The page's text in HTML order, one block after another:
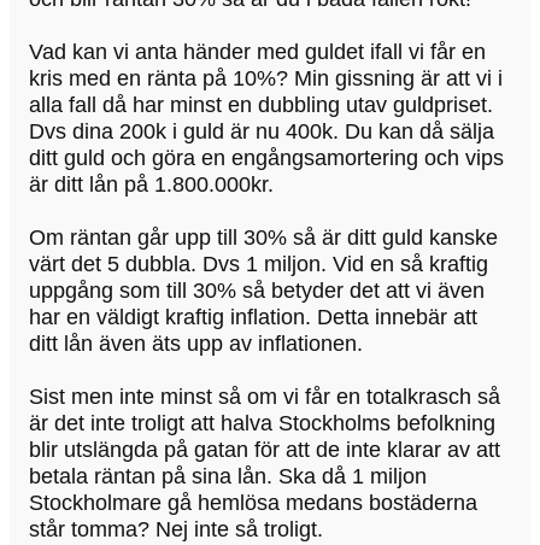
Vad kan vi anta händer med guldet ifall vi får en
kris med en ränta på 10%? Min gissning är att vi i
alla fall då har minst en dubbling utav guldpriset.
Dvs dina 200k i guld är nu 400k. Du kan då sälja
ditt guld och göra en engångsamortering och vips
är ditt lån på 1.800.000kr.
Om räntan går upp till 30% så är ditt guld kanske
värt det 5 dubbla. Dvs 1 miljon. Vid en så kraftig
uppgång som till 30% så betyder det att vi även
har en väldigt kraftig inflation. Detta innebär att
ditt lån även äts upp av inflationen.
Sist men inte minst så om vi får en totalkrasch så
är det inte troligt att halva Stockholms befolkning
blir utslängda på gatan för att de inte klarar av att
betala räntan på sina lån. Ska då 1 miljon
Stockholmare gå hemlösa medans bostäderna
står tomma? Nej inte så troligt.